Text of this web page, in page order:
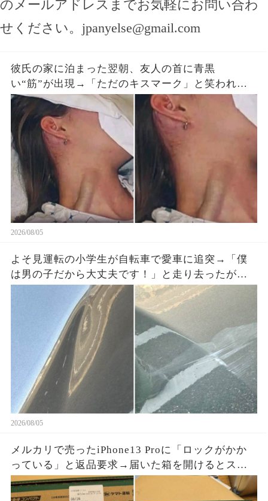
のメールアドレスまでお気軽にお問い合わ
せください。 jpanyelse@gmail.com
彼氏の家に泊まった翌朝、友人の首に青黒
い“筋”が出現→「ただのキスマーク」と笑われた
が、医師は昨夜の首への圧迫を確認した
2026/08/05
よそ見運転の小学生が自転車で愛車に追突→「僕
は男の子だから大丈夫です！」と走り去ったが、
ドラレコに残った一言で両親が戻ってきた
2026/08/05
メルカリで売ったiPhone13 Proに「ロックがかか
っている」と返品要求→届いた箱を開けるとスマ
ホはなく、重量を合わせたペットボトルが固定さ
れていた